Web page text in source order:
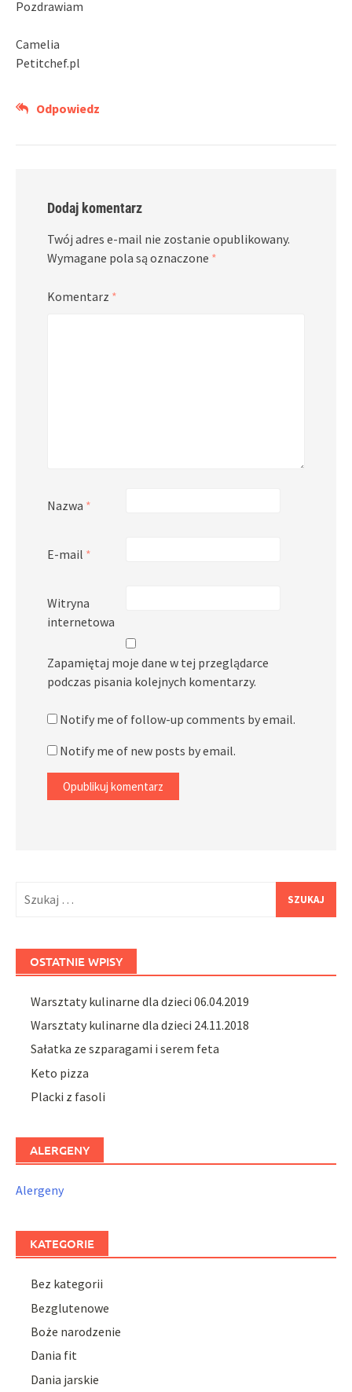
Pozdrawiam
Camelia
Petitchef.pl
Odpowiedz
Dodaj komentarz
Twój adres e-mail nie zostanie opublikowany.
Wymagane pola są oznaczone *
Komentarz *
Nazwa *
E-mail *
Witryna
internetowa
Zapamiętaj moje dane w tej przeglądarce
podczas pisania kolejnych komentarzy.
Notify me of follow-up comments by email.
Notify me of new posts by email.
OSTATNIE WPISY
Warsztaty kulinarne dla dzieci 06.04.2019
Warsztaty kulinarne dla dzieci 24.11.2018
Sałatka ze szparagami i serem feta
Keto pizza
Placki z fasoli
ALERGENY
Alergeny
KATEGORIE
Bez kategorii
Bezglutenowe
Boże narodzenie
Dania fit
Dania jarskie